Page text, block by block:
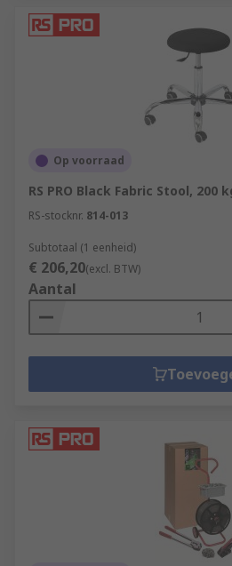
Op voorraad
RS PRO Black Fabric Stool, 200
RS-stocknr. 814-013
Subtotaal (1 eenheid)
€ 206,20(excl. BTW)
Aantal